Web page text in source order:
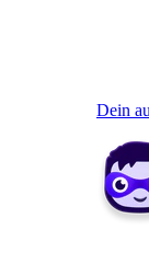
Dein